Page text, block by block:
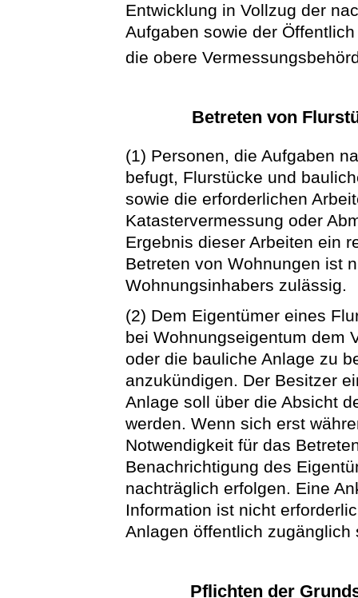
Entwicklung in Vollzug der
Aufgaben sowie der
die obere
Betreten von
(1) Personen, die Aufgaben
befugt, Flurstücke und
sowie die erforderlichen
Katastervermessung oder
Ergebnis dieser Arbeiten ein
Betreten von Wohnungen ist
Wohnungsinhabers zulässig.
(2) Dem Eigentümer eines
bei Wohnungseigentum dem
oder die bauliche Anlage zu
anzukündigen. Der Besitzer
Anlage soll über die Absicht
werden. Wenn sich erst
Notwendigkeit für das
Benachrichtigung des
nachträglich erfolgen. Eine
Information ist nicht
Anlagen öffentlich zugänglich
Pflichten der